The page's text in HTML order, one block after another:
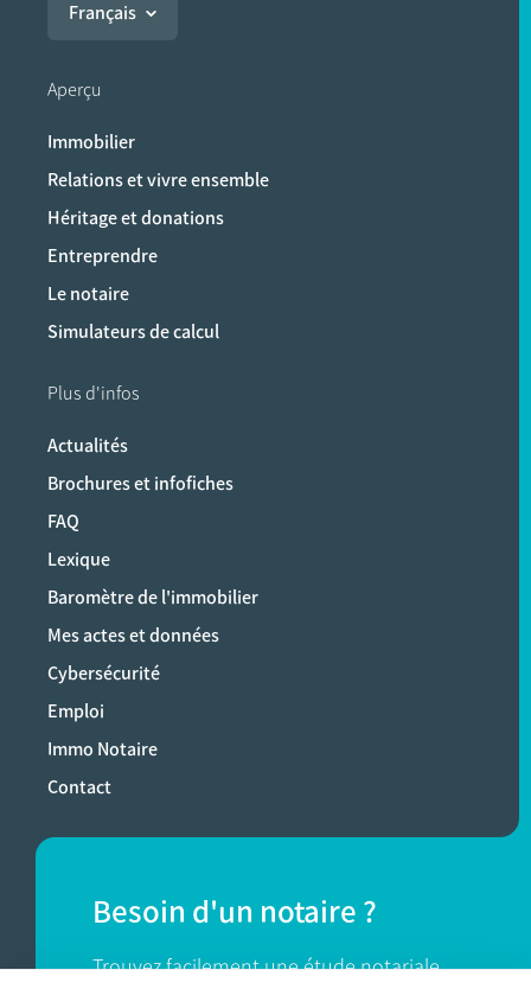
Français
Aperçu
Immobilier
Relations et vivre ensemble
Héritage et donations
Entreprendre
Le notaire
Simulateurs de calcul
Plus d'infos
Actualités
Brochures et infofiches
FAQ
Lexique
Baromètre de l'immobilier
Mes actes et données
Cybersécurité
Emploi
Immo Notaire
Contact
Besoin d'un notaire ?
Trouvez facilement une étude notariale